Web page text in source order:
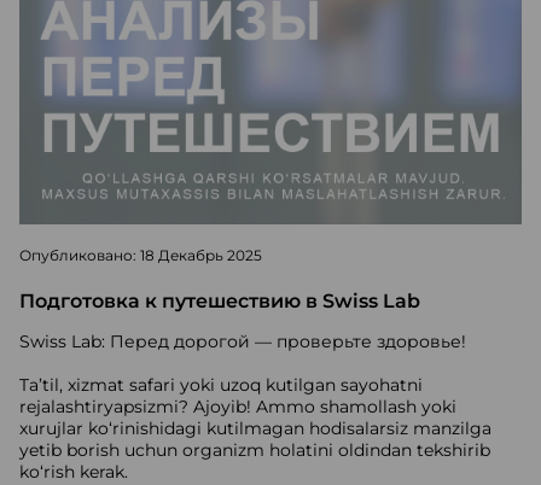
Опубликовано: 18 Декабрь 2025
Подготовка к путешествию в Swiss Lab
Swiss Lab: Перед дорогой — проверьте здоровье!
Ta’til, xizmat safari yoki uzoq kutilgan sayohatni
rejalashtiryapsizmi? Ajoyib! Ammo shamollash yoki
xurujlar ko‘rinishidagi kutilmagan hodisalarsiz manzilga
yetib borish uchun organizm holatini oldindan tekshirib
ko‘rish kerak.